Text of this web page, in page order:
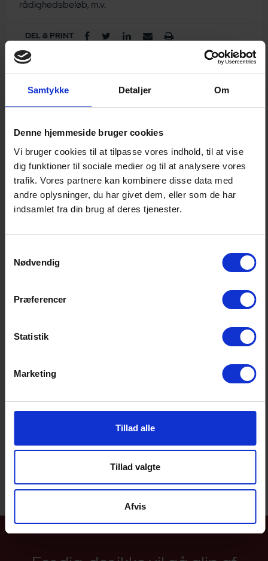
Samtykke Detaljer Om
Denne hjemmeside bruger cookies
Vi bruger cookies til at tilpasse vores indhold, til at vise
dig funktioner til sociale medier og til at analysere vores
trafik. Vores partnere kan kombinere disse data med
andre oplysninger, du har givet dem, eller som de har
indsamlet fra din brug af deres tjenester.
Nødvendig
Præferencer
Statistik
Marketing
Tillad alle
Tillad valgte
Afvis
rådighedsbeløb, m.v.
DEL & PRINT
CARSTEN BRINK
Chefkonsulent
cb@fida.dk
Finans Danmarks høringssvar
Link til høring
FÅ OPDATERINGER PÅ MAIL